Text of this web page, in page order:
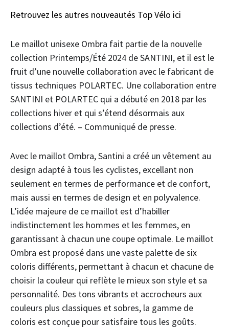
Retrouvez les autres nouveautés Top Vélo ici
Le maillot unisexe Ombra fait partie de la nouvelle
collection Printemps/Été 2024 de SANTINI, et il est le
fruit d’une nouvelle collaboration avec le fabricant de
tissus techniques POLARTEC. Une collaboration entre
SANTINI et POLARTEC qui a débuté en 2018 par les
collections hiver et qui s’étend désormais aux
collections d’été. – Communiqué de presse.
Avec le maillot Ombra, Santini a créé un vêtement au
design adapté à tous les cyclistes, excellant non
seulement en termes de performance et de confort,
mais aussi en termes de design et en polyvalence.
L’idée majeure de ce maillot est d’habiller
indistinctement les hommes et les femmes, en
garantissant à chacun une coupe optimale. Le maillot
Ombra est proposé dans une vaste palette de six
coloris différents, permettant à chacun et chacune de
choisir la couleur qui reflète le mieux son style et sa
personnalité. Des tons vibrants et accrocheurs aux
couleurs plus classiques et sobres, la gamme de
coloris est conçue pour satisfaire tous les goûts.